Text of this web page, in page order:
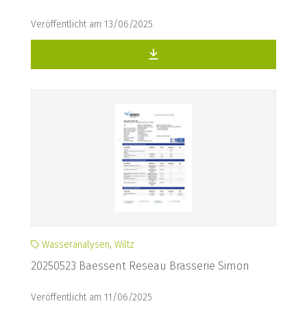
Veröffentlicht am 13/06/2025
Wasseranalysen, Wiltz
20250523 Baessent Reseau Brasserie Simon
Veröffentlicht am 11/06/2025